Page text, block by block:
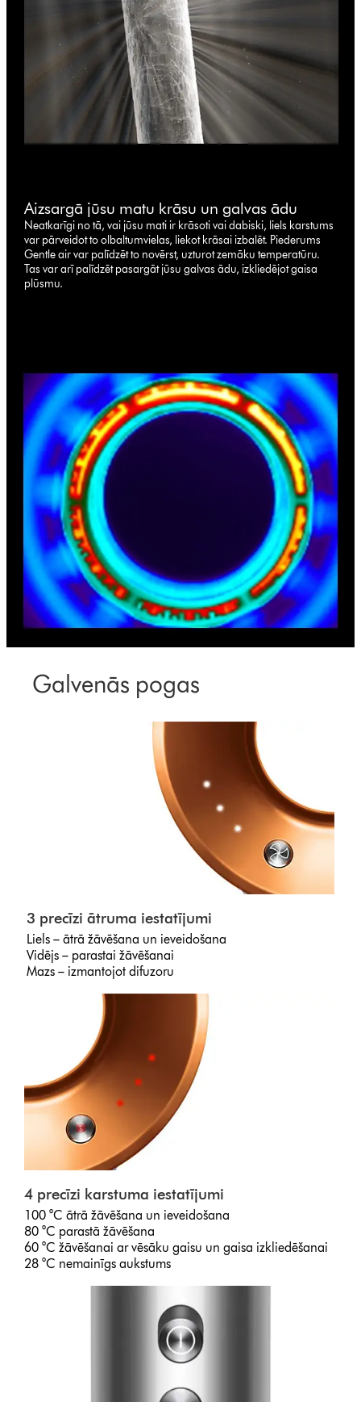
Aizsargā jūsu matu krāsu un galvas ādu
Neatkarīgi no tā, vai jūsu mati ir krāsoti vai dabiski, liels karstums
var pārveidot to olbaltumvielas, liekot krāsai izbalēt. Piederums
Gentle air var palīdzēt to novērst, uzturot zemāku temperatūru.
Tas var arī palīdzēt pasargāt jūsu galvas ādu, izkliedējot gaisa
plūsmu.
Galvenās pogas
3 precīzi ātruma iestatījumi
Liels – ātrā žāvēšana un ieveidošana
Vidējs – parastai žāvēšanai
Mazs – izmantojot difuzoru
4 precīzi karstuma iestatījumi
100 °C ātrā žāvēšana un ieveidošana
80 °C parastā žāvēšana
60 °C žāvēšanai ar vēsāku gaisu un gaisa izkliedēšanai
28 °C nemainīgs aukstums